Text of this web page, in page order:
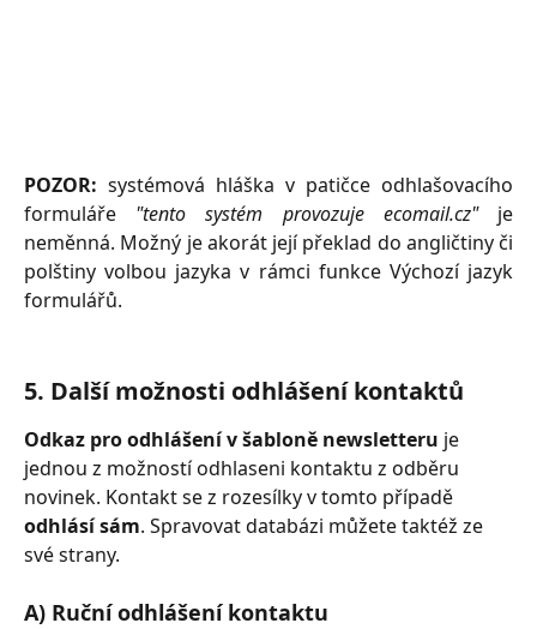
POZOR: systémová hláška v patičce odhlašovacího
formuláře "tento systém provozuje ecomail.cz"je
neměnná. Možný je akorát její překlad do angličtiny či
polštiny volbou jazyka v rámci funkce Výchozí jazyk
formulářů.
5. Další možnosti odhlášení kontaktů
Odkaz pro odhlášení v šabloně newsletteru je
jednou z možností odhlaseni kontaktu z odběru
novinek. Kontakt se z rozesílky v tomto případě
odhlásí sám. Spravovat databázi můžete taktéž ze
své strany.
A) Ruční odhlášení kontaktu